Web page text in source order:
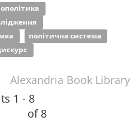
політична система
Alexandria Book Library
1 - 8
of 8